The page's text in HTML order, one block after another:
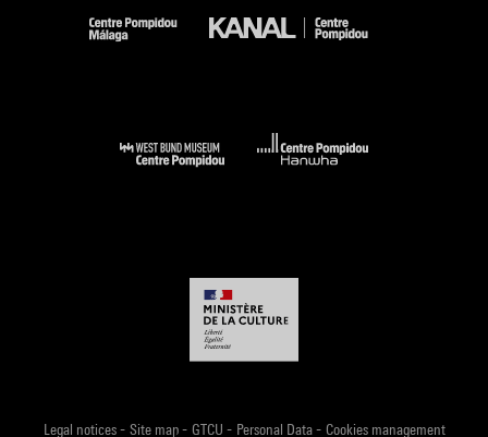
Legal notices- Site map- GTCU - Personal Data- Cookies management